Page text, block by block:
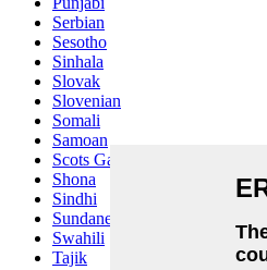
Serbian
Sesotho
Sinhala
Slovak
Slovenian
Somali
Samoan
Scots Gaelic
Shona
Sindhi
Sundanese
Swahili
Tajik